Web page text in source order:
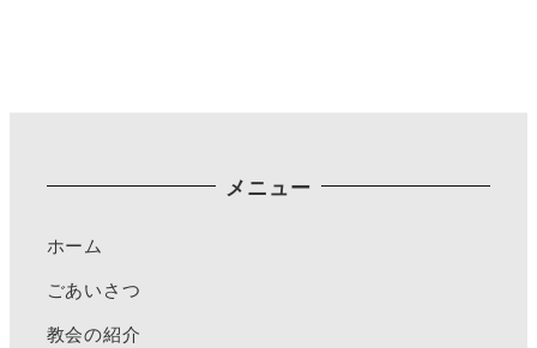
メニュー
ホーム
ごあいさつ
教会の紹介